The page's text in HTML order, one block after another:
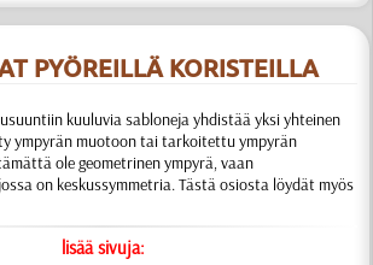
PYÖREILLÄ KORISTEILLA
kuuluvia sabloneja yhdistää yksi yhteinen
ympyrän muotoon tai tarkoitettu ympyrän
ole geometrinen ympyrä, vaan
on keskussymmetria. Tästä osiosta löydät myös
lisää sivuja: